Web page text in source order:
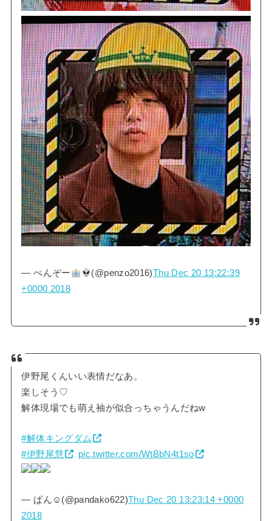
— ぺんぞー (@penzo2016)Thu Dec 20 13:22:39
+0000 2018
伊野尾くんいい表情だなあ。
楽しそう♡
解体現場でも萌え袖が似合っちゃうんだねw
#解体キングダム
#伊野尾慧
pic.twitter.com/WtBbN4t1so
— ぱん☺︎(@pandako622)Thu Dec 20 13:23:14 +0000
2018